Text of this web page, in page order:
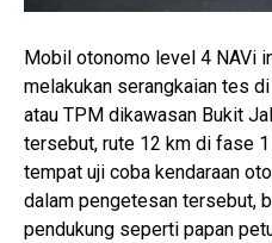
Mobil otonomo level 4 NAVi
melakukan serangkaian tes
atau TPM dikawasan Bukit
tersebut, rute 12 km di fase
tempat uji coba kendaraan
dalam pengetesan tersebut,
pendukung seperti papan